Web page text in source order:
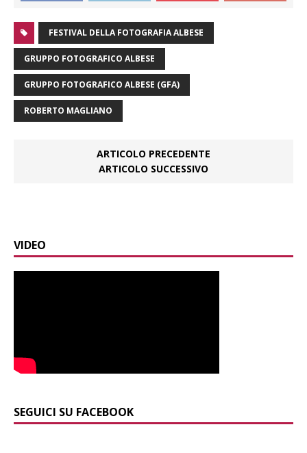
FESTIVAL DELLA FOTOGRAFIA ALBESE
GRUPPO FOTOGRAFICO ALBESE
GRUPPO FOTOGRAFICO ALBESE (GFA)
ROBERTO MAGLIANO
ARTICOLO PRECEDENTE
ARTICOLO SUCCESSIVO
VIDEO
SEGUICI SU FACEBOOK